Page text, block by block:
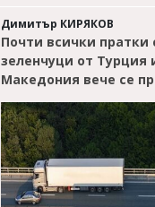
Димитър КИРЯКОВ
Почти всички пратки
зеленчуци от Турция
Македония вече се